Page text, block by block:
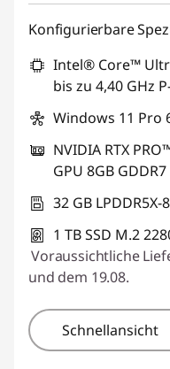
Konfigurierbare
Intel® Core™
bis zu 4,40 GHz
Windows 11 Pro
NVIDIA RTX
GPU 8GB GDDR7
32 GB
1 TB SSD M.2
Voraussichtliche
und dem 19.08.
Schnellansicht